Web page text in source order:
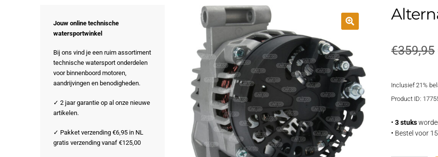
€359,95
Inclusief 21%
Product ID:
•3 stuks
• Bestel voor
Jouw online technische
watersportwinkel
Bij ons vind je een ruim assortiment
technische watersport onderdelen
voor binnenboord motoren,
aandrijvingen en benodigheden.
✓ 2 jaar garantie op al onze nieuwe
artikelen.
✓ Pakket verzending €6,95 in NL
gratis verzending vanaf €125,00